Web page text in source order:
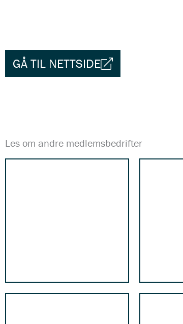
GÅ TIL NETTSIDE
Les om andre medlemsbedrifter